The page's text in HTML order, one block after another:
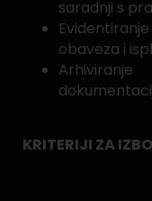
saradnji s
obaveza i
KRITERIJI ZA